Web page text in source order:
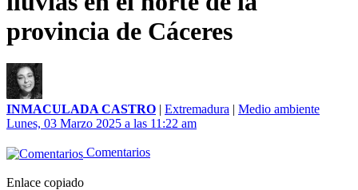
provincia de Cáceres
INMACULADA CASTRO | Extremadura | Medio ambiente
Lunes, 03 Marzo 2025 a las 11:22 am
Comentarios
Enlace copiado